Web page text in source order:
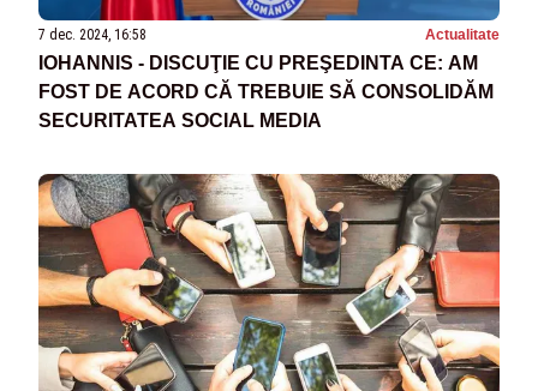
7 dec. 2024, 16:58 Actualitate
IOHANNIS - DISCUŢIE CU PREŞEDINTA CE: AM
FOST DE ACORD CĂ TREBUIE SĂ CONSOLIDĂM
SECURITATEA SOCIAL MEDIA